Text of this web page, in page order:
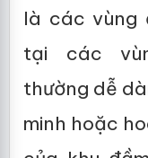
là các vùng
tại các
thường dễ
minh hoặc